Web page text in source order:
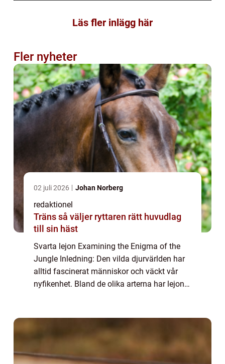
Läs fler inlägg här
Fler nyheter
02 juli 2026 Johan Norberg
redaktionel
Träns så väljer ryttaren rätt huvudlag
till sin häst
Svarta lejon Examining the Enigma of the
Jungle Inledning: Den vilda djurvärlden har
alltid fascinerat människor och väckt vår
nyfikenhet. Bland de olika arterna har lejonet